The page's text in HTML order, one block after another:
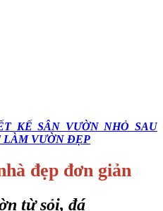
KẾ SÂN VƯỜN NHỎ SAU
LÀM VƯỜN ĐẸP
đẹp đơn giản
từ sỏi, đá